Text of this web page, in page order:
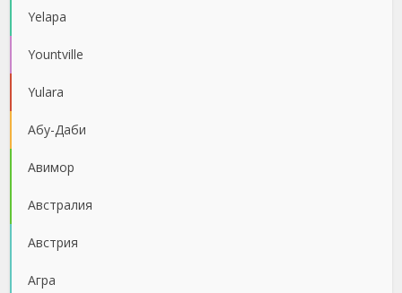
Yelapa
Yountville
Yulara
Абу-Даби
Авимор
Австралия
Австрия
Агра